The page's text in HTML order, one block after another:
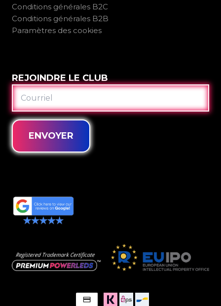
Conditions générales B2C
Conditions générales B2B
Paramètres des cookies
REJOINDRE LE CLUB
COURRIEL
ENVOYER